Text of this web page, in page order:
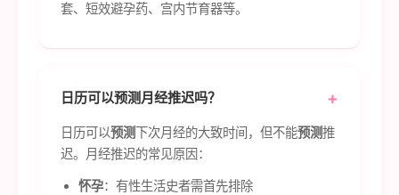
套、短效避孕药、宫内节育器等。
日历可以预测月经推迟吗？
日历可以预测下次月经的大致时间，但不能预测推
迟。月经推迟的常见原因：
怀孕：有性生活史者需首先排除